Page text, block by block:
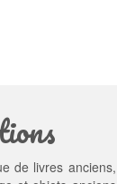
de livres anciens,